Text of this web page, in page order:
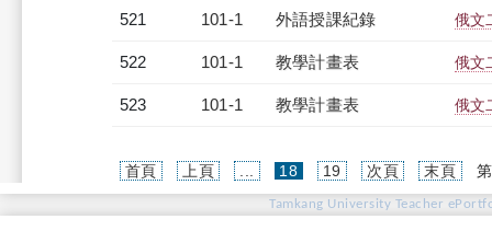
521 101-1 外語授課紀錄 俄文
522 101-1 教學計畫表 俄文
523 101-1 教學計畫表 俄文
首頁 上頁 18(current)
19 次頁 末頁
Tamkang University Teacher